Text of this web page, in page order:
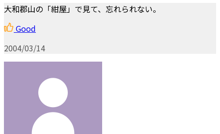
大和郡山の「紺屋」で見て、忘れられない。
Good
2004/03/14